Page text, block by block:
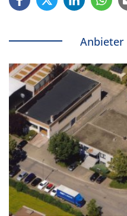
Anbieter